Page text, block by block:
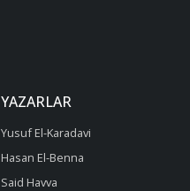
YAZARLAR
Yusuf El-Karadavi
Hasan El-Benna
Said Havva